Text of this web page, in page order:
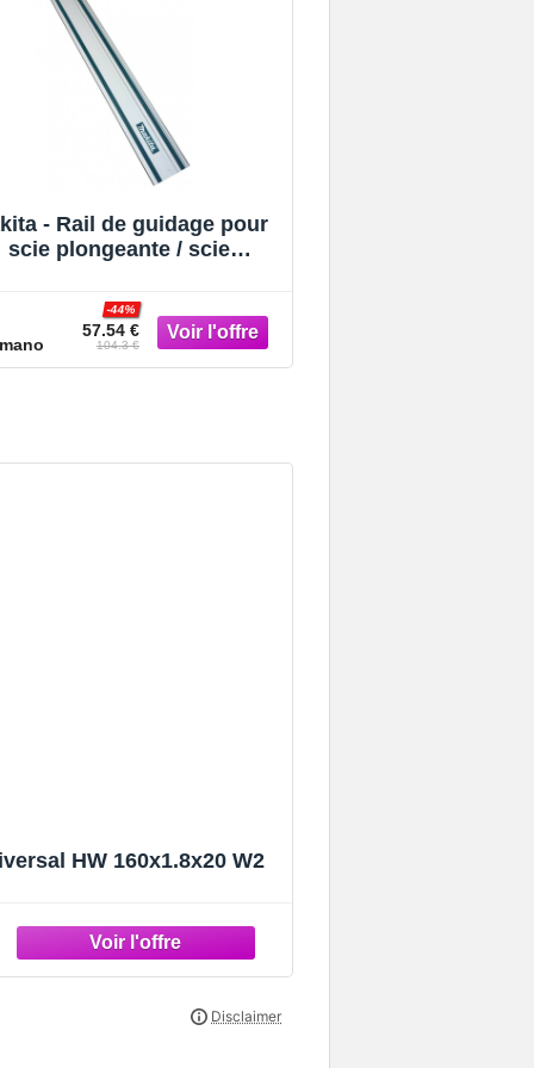
- Rail de guidage pour
scie plongeante / scie
57.54 €
-44%
104.3 €
HW 160x1.8x20 W2